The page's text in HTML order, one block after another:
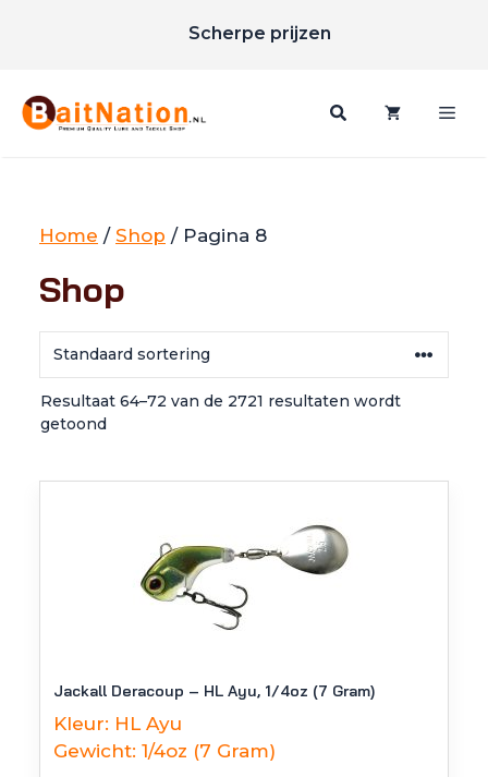
inhoud
Scherpe prijzen
Home / Shop / Pagina 8
Shop
Resultaat 64–72 van de 2721 resultaten wordt
getoond
Jackall Deracoup – HL Ayu, 1/4oz (7 Gram)
Kleur: HL Ayu
Gewicht: 1/4oz (7 Gram)